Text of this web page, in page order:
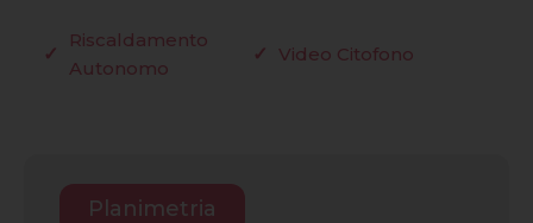
Riscaldamento
Autonomo
Video Citofono
Planimetria